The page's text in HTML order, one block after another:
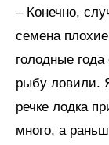
– Конечно,
семена
голодные
рыбу ловили.
речке лодка
много, а